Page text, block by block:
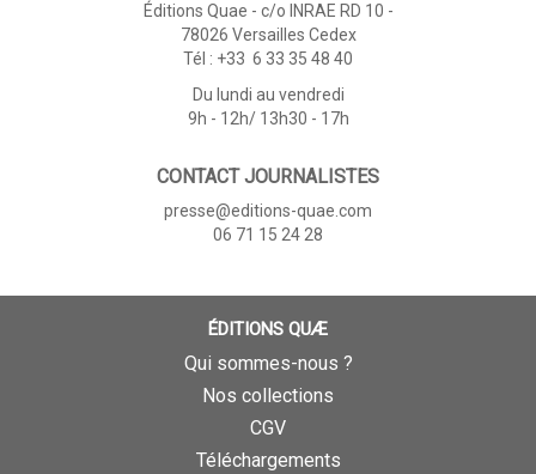
Éditions Quae - c/o INRAE RD 10 -
78026 Versailles Cedex
Tél : +33 6 33 35 48 40
Du lundi au vendredi
9h - 12h/ 13h30 - 17h
CONTACT JOURNALISTES
presse@editions-quae.com
06 71 15 24 28
ÉDITIONS QUÆ
Qui sommes-nous ?
Nos collections
CGV
Téléchargements